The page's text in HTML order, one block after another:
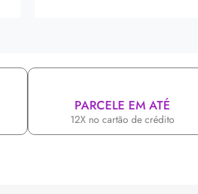
PARCELE EM ATÉ
12X no cartão de crédito